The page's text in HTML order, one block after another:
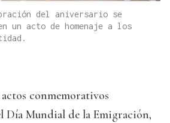
del aniversario se
un acto de homenaje a los
conmemorativos
Día Mundial de la Emigración,